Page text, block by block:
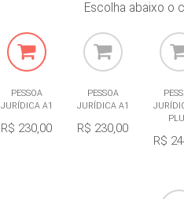
Escolha abaixo o
PESSOA
JURÍDICA A1
R$ 230,00
PESSOA
JURÍDICA A1
R$ 230,00
R$